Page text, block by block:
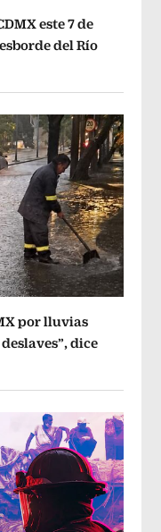
este 7 de
del Río
por lluvias
dice